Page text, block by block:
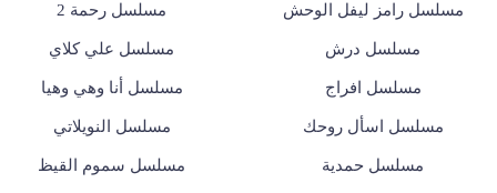
مسلسل رامز ليفل الوحش مسلسل رحمة 2
مسلسل درش مسلسل علي كلاي
مسلسل افراج مسلسل أنا وهي وهيا
مسلسل اسأل روحك مسلسل النويلاتي
مسلسل حمدية مسلسل سموم القيظ